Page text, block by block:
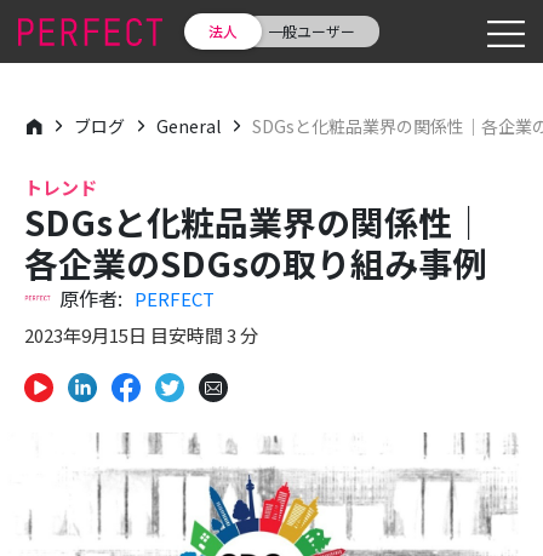
法人 一般ユーザー
ブログ General SDGsと化粧品業界の関係性｜各企業
トレンド
SDGsと化粧品業界の関係性｜
各企業のSDGsの取り組み事例
原作者: PERFECT
2023年9月15日 目安時間 3 分